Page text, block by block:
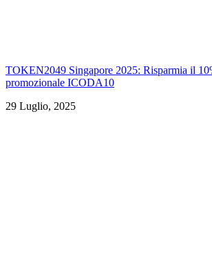
TOKEN2049 Singapore 2025: Risparmia il
promozionale ICODA10
29 Luglio, 2025